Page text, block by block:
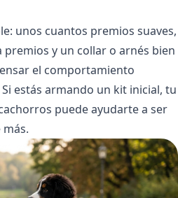
unos cuantos premios suaves,
y un collar o arnés bien
el comportamiento
estás armando un kit inicial, tu
puede ayudarte a ser